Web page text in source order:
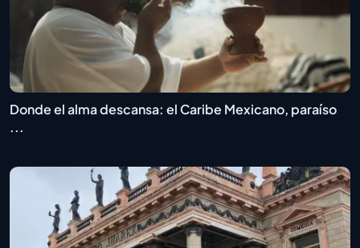
Donde el alma descansa: el Caribe Mexicano, paraíso
...